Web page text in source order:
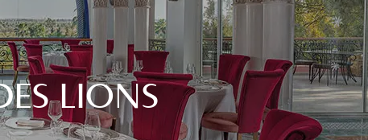
LIONS